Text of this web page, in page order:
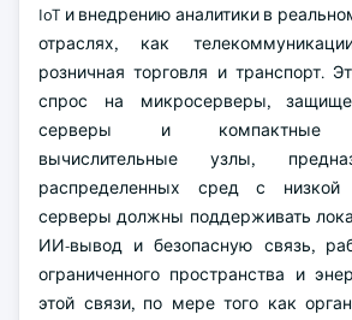
IoT и внедрению аналитики в
отраслях, как
розничная торговля и транспорт.
спрос на микросерверы,
серверы и компактные
вычислительные узлы,
распределенных сред с низкой
серверы должны поддерживать
ИИ-вывод и безопасную связь,
ограниченного пространства и
этой связи, по мере того как